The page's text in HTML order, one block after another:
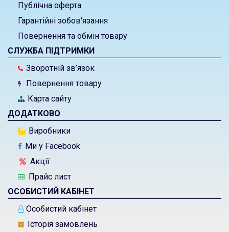
Публічна оферта
Гарантійні зобов'язання
Повернення та обмін товару
СЛУЖБА ПІДТРИМКИ
Зворотній зв’язок
Повернення товару
Карта сайту
ДОДАТКОВО
Виробники
Ми у Facebook
Акції
Прайс лист
ОСОБИСТИЙ КАБІНЕТ
Особистий кабінет
Історія замовлень